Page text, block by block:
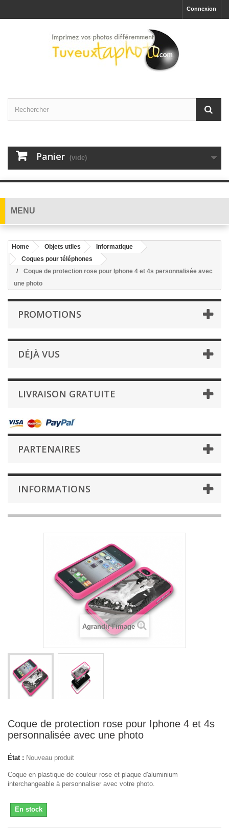
Connexion
Panier (vide)
MENU
Home Objets utiles
Informatique
Coques pour téléphones
Coque de protection rose pour Iphone 4 et 4s personnalisée avec
une photo
PROMOTIONS
DÉJÀ VUS
LIVRAISON GRATUITE
PARTENAIRES
INFORMATIONS
Agrandir l'image
Coque de protection rose pour Iphone 4 et 4s
personnalisée avec une photo
État : Nouveau produit
Coque en plastique de couleur rose et plaque d'aluminium
interchangeable à personnaliser avec votre photo.
En stock